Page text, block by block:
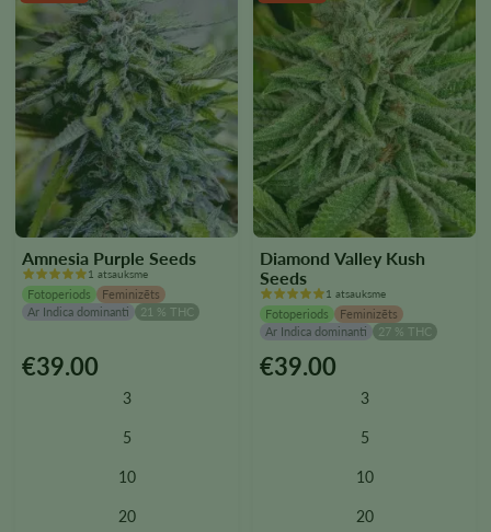
Amnesia Purple Seeds
1 atsauksme
Fotoperiods
Feminizēts
Ar Indica dominanti
21 % THC
€39.00
3
5
10
20
Šim
Diamond Valley Kush
Seeds
1 atsauksme
Fotoperiods
Feminizēts
Ar Indica dominanti
27 % THC
€39.00
3
5
10
20
Šim